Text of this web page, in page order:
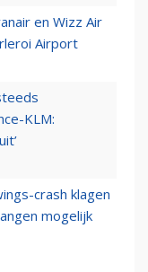
en Wizz Air
Airport
KLM:
crash klagen
mogelijk